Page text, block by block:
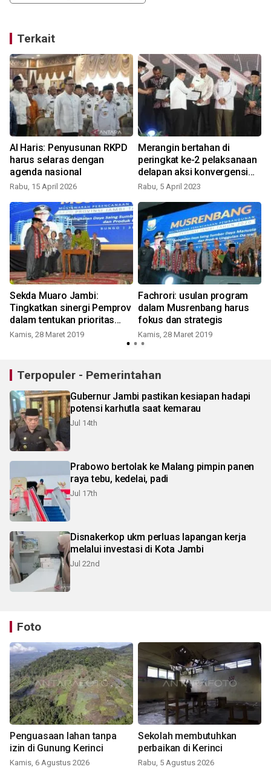
Terkait
Al Haris: Penyusunan RKPD
harus selaras dengan
agenda nasional
Rabu, 15 April 2026
Merangin bertahan di
peringkat ke-2 pelaksanaan
delapan aksi konvergensi
Stunting 2022
Rabu, 5 April 2023
Sekda Muaro Jambi:
Tingkatkan sinergi Pemprov
dalam tentukan prioritas
pembangunan
Kamis, 28 Maret 2019
Fachrori: usulan program
dalam Musrenbang harus
fokus dan strategis
Kamis, 28 Maret 2019
Terpopuler - Pemerintahan
Gubernur Jambi pastikan kesiapan hadapi
potensi karhutla saat kemarau
Jul 14th
Prabowo bertolak ke Malang pimpin panen
raya tebu, kedelai, padi
Jul 17th
Disnakerkop ukm perluas lapangan kerja
melalui investasi di Kota Jambi
Jul 22nd
Foto
Penguasaan lahan tanpa
izin di Gunung Kerinci
Kamis, 6 Agustus 2026
Sekolah membutuhkan
perbaikan di Kerinci
Rabu, 5 Agustus 2026